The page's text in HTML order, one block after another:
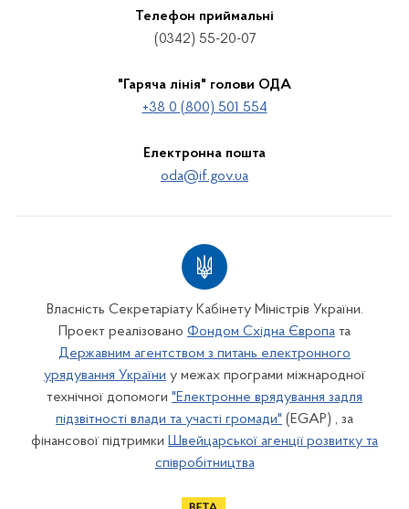
Телефон приймальні
(0342) 55-20-07
"Гаряча лінія" голови ОДА
+38 0 (800) 501 554
Електронна пошта
oda@if.gov.ua
Власність Секретаріату Кабінету Міністрів України.
Проект реалізовано Фондом Східна Європа та
Державним агентством з питань електронного
урядування України у межах програми міжнародної
технічної допомоги "Електронне врядування задля
підзвітності влади та участі громади" (EGAP) , за
фінансової підтримки Швейцарської агенції розвитку та
співробітництва